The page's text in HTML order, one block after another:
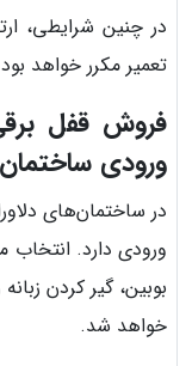
در چنین شرایطی،
تعمیر مکرر خواهد
فروش قفل برقی
ورودی ساختمان
در ساختمان‌های
ورودی دارد.
بوبین، گیر کردن
خواهد شد.